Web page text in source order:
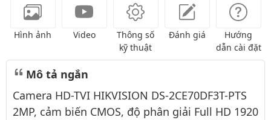
Hình ảnh Video
Thông số
kỹ thuật
Đánh giá
Hướng
dẫn cài đặt
Mô tả ngắn
Camera HD-TVI HIKVISION DS-2CE70DF3T-PTS
2MP, cảm biến CMOS, độ phân giải Full HD 1920